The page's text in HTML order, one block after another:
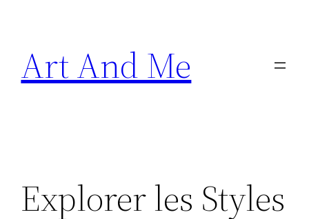
content
Art And Me
Explorer les Styles